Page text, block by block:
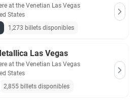
at the Venetian Las Vegas
States
1,273 billets disponibles
Las Vegas
at the Venetian Las Vegas
States
2,855 billets disponibles